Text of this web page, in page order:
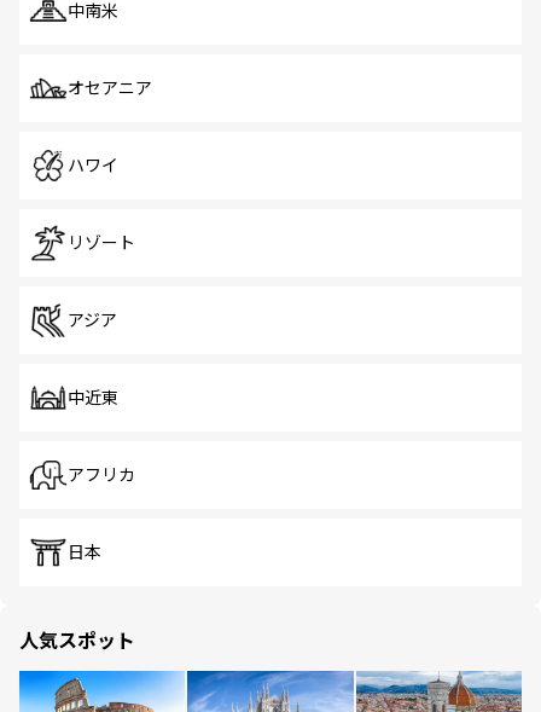
中南米
オセアニア
ハワイ
リゾート
アジア
中近東
アフリカ
日本
人気スポット